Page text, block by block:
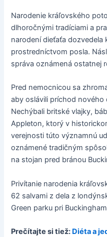
Narodenie kráľovského
dlhoročnými tradíciami a
narodení dieťaťa dozvedela
prostredníctvom posla.
správa oznámená ostatnej
Pred nemocnicou sa
aby oslávili príchod nového
Nechýbali britské vlajky,
Appleton, ktorý v
verejnosti túto významnú
oznámené tradičným
na stojan pred bránou
Privítanie narodenia
62 salvami z dela z
Green parku pri
Prečítajte si tiež: Diéta a